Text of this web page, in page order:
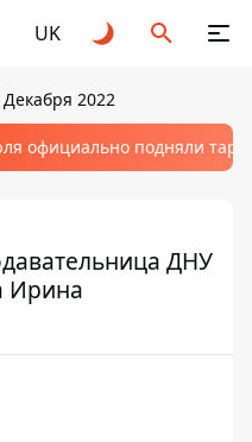
UK
2022
официально подняли
ДНУ
Ирина